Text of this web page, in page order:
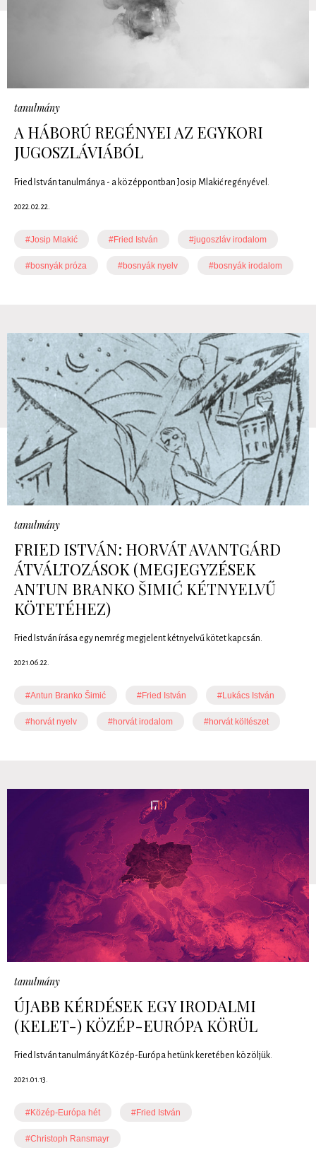
tanulmány
A HÁBORÚ REGÉNYEI AZ EGYKORI
JUGOSZLÁVIÁBÓL
Fried István tanulmánya - a középpontban Josip Mlakić regényével.
2022.02.22.
#Josip Mlakić #Fried István #jugoszláv irodalom
#bosnyák próza #bosnyák nyelv #bosnyák irodalom
tanulmány
FRIED ISTVÁN: HORVÁT AVANTGÁRD
ÁTVÁLTOZÁSOK (MEGJEGYZÉSEK
ANTUN BRANKO ŠIMIĆ KÉTNYELVŰ
KÖTETÉHEZ)
Fried István írása egy nemrég megjelent kétnyelvű kötet kapcsán.
2021.06.22.
#Antun Branko Šimić #Fried István #Lukács István
#horvát nyelv #horvát irodalom #horvát költészet
tanulmány
ÚJABB KÉRDÉSEK EGY IRODALMI
(KELET-) KÖZÉP-EURÓPA KÖRÜL
Fried István tanulmányát Közép-Európa hetünk keretében közöljük.
2021.01.13.
#Közép-Európa hét #Fried István
#Christoph Ransmayr